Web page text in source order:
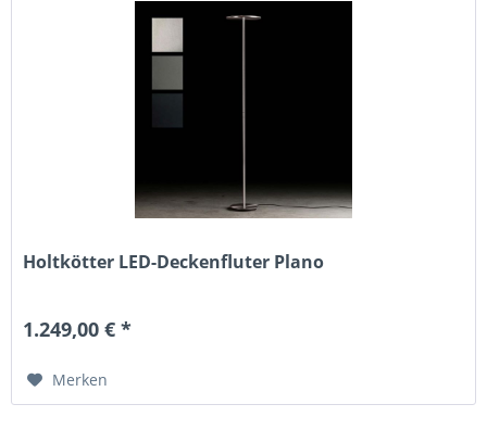
Holtkötter LED-Deckenfluter Plano
1.249,00 € *
Merken